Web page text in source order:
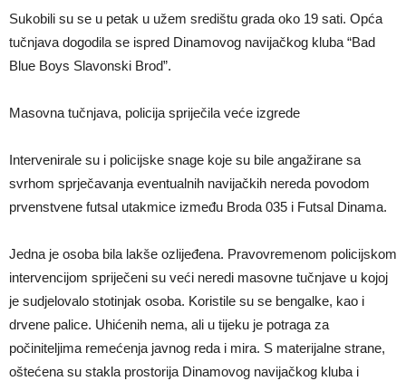
Sukobili su se u petak u užem središtu grada oko 19 sati. Opća
tučnjava dogodila se ispred Dinamovog navijačkog kluba “Bad
Blue Boys Slavonski Brod”.
Masovna tučnjava, policija spriječila veće izgrede
Intervenirale su i policijske snage koje su bile angažirane sa
svrhom sprječavanja eventualnih navijačkih nereda povodom
prvenstvene futsal utakmice između Broda 035 i Futsal Dinama.
Jedna je osoba bila lakše ozlijeđena. Pravovremenom policijskom
intervencijom spriječeni su veći neredi masovne tučnjave u kojoj
je sudjelovalo stotinjak osoba. Koristile su se bengalke, kao i
drvene palice. Uhićenih nema, ali u tijeku je potraga za
počiniteljima remećenja javnog reda i mira. S materijalne strane,
oštećena su stakla prostorija Dinamovog navijačkog kluba i